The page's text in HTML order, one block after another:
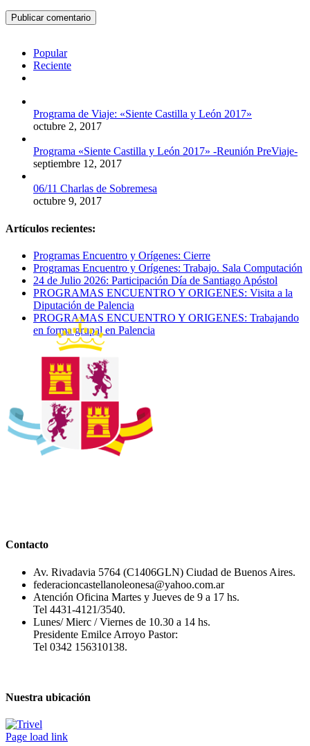
Popular
Reciente
Programa de Viaje: «Siente Castilla y León 2017»
octubre 2, 2017
Programa «Siente Castilla y León 2017» -Reunión PreViaje-
septiembre 12, 2017
06/11 Charlas de Sobremesa
octubre 9, 2017
Artículos recientes:
Programas Encuentro y Orígenes: Cierre
Programas Encuentro y Orígenes: Trabajo. Sala Computación
24 de Julio 2026: Participación Día de Santiago Apóstol
PROGRAMAS ENCUENTRO Y ORIGENES: Visita a la
Diputación de Palencia
PROGRAMAS ENCUENTRO Y ORIGENES: Trabajando
en forma grupal en Palencia
Contacto
Av. Rivadavia 5764 (C1406GLN) Ciudad de Buenos Aires.
federacioncastellanoleonesa@yahoo.com.ar
Atención Oficina Martes y Jueves de 9 a 17 hs.
Tel 4431-4121/3540.
Lunes/ Mierc / Viernes de 10.30 a 14 hs.
Presidente Emilce Arroyo Pastor:
Tel 0342 156310138.
Nuestra ubicación
Page load link